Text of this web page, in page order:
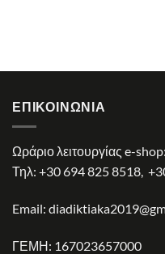
ΕΠΙΚΟΙΝΩΝΊΑ
Ωράριο λειτουργίας e-
Τηλ: +30 694 825 8518,
Email:
ΓΕΜΗ: 167023657000